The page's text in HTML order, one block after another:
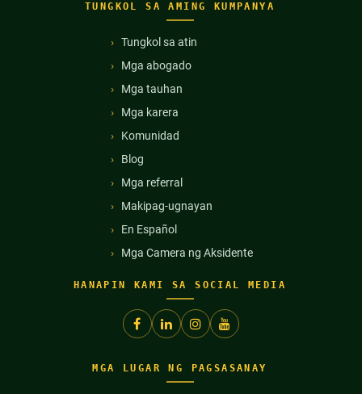
TUNGKOL SA AMING KUMPANYA
Tungkol sa atin
Mga abogado
Mga tauhan
Mga karera
Komunidad
Blog
Mga referral
Makipag-ugnayan
En Español
Mga Camera ng Aksidente
HANAPIN KAMI SA SOCIAL MEDIA
MGA LUGAR NG PAGSASANAY